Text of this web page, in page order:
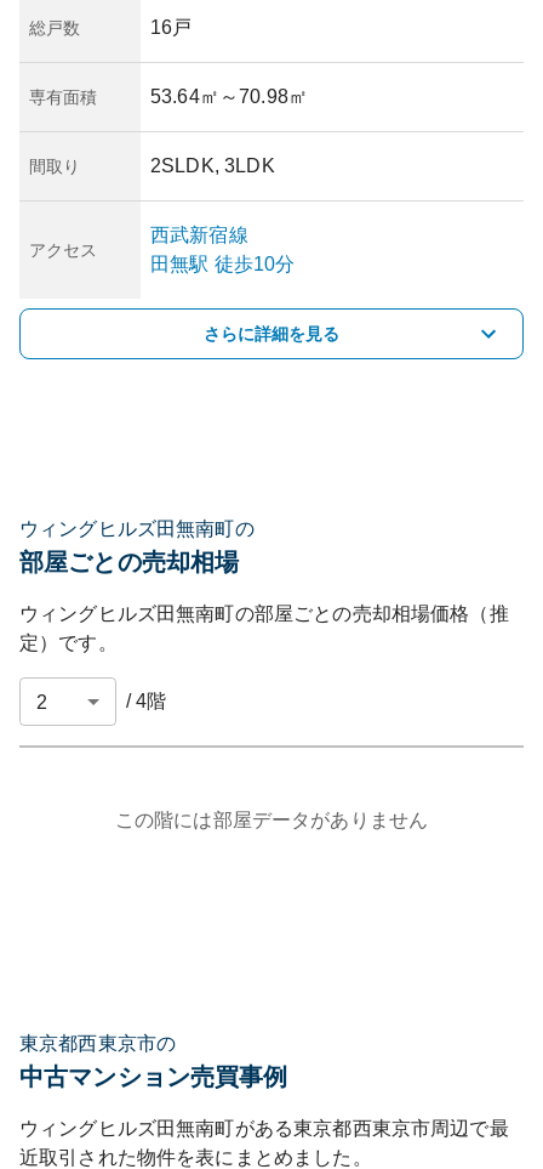
総戸数 16戸
専有面積 53.64㎡ ～70.98㎡
間取り 2SLDK, 3LDK
アクセス
西武新宿線
田無駅 徒歩10分
さらに詳細を見る
ウィングヒルズ田無南町の
部屋ごとの売却相場
ウィングヒルズ田無南町の部屋ごとの売却相場価格（推
定）です。
/4階
この階には部屋データがありません
東京都西東京市の
中古マンション売買事例
ウィングヒルズ田無南町がある東京都西東京市周辺で最
近取引された物件を表にまとめました。